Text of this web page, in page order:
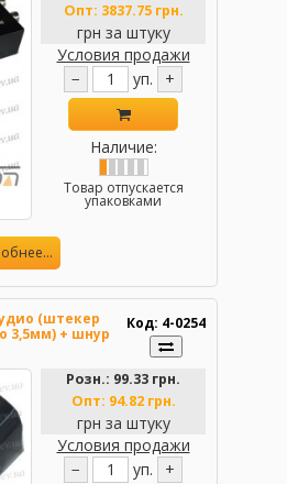
Опт: 3837.75 грн.
грн за штуку
Условия продажи
−
уп. +
Наличие:
Товар отпускается
упаковками
(штекер
3,5мм) + шнур
Код: 4-0254
Розн.: 99.33 грн.
Опт: 94.82 грн.
грн за штуку
Условия продажи
−
уп. +